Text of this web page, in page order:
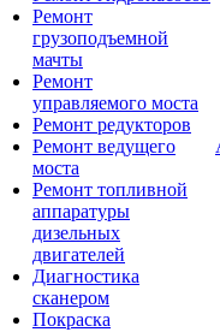
Ремонт
грузоподъемной
мачты
Ремонт
управляемого моста
Ремонт редукторов
Ремонт ведущего
моста
Ремонт топливной
аппаратуры
дизельных
двигателей
Диагностика
сканером
Покраска